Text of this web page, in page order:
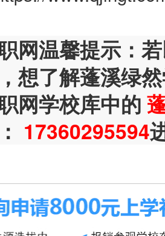
网温馨提示：
想了解蓬溪绿
网学校库中的
17360295594